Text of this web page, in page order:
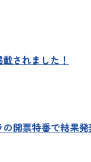
されました！
開票特番で結果発